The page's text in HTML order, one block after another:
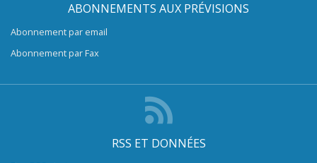
ABONNEMENTS AUX PRÉVISIONS
Abonnement par email
Abonnement par Fax
RSS ET DONNÉES